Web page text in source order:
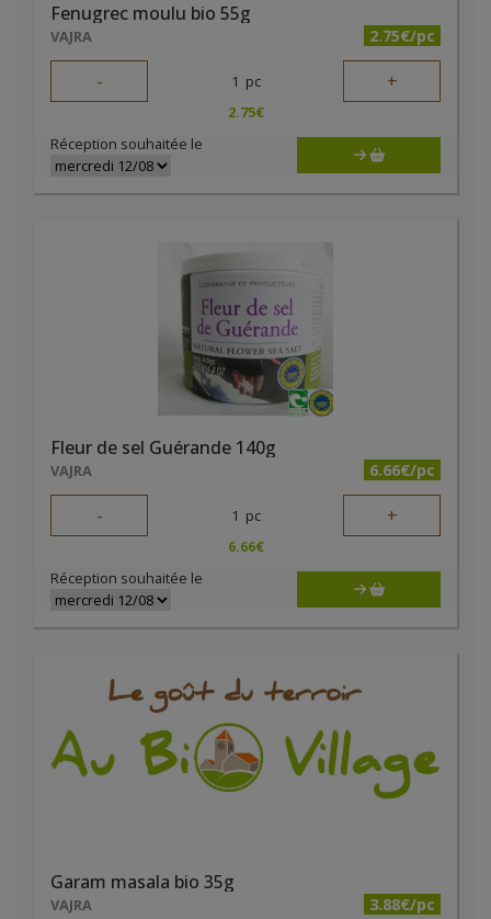
Fenugrec moulu bio 55g
VAJRA 2.75€/pc
- 1 pc +
2.75€
Réception souhaitée le
Fleur de sel Guérande 140g
VAJRA 6.66€/pc
- 1 pc +
6.66€
Réception souhaitée le
Garam masala bio 35g
VAJRA 3.88€/pc